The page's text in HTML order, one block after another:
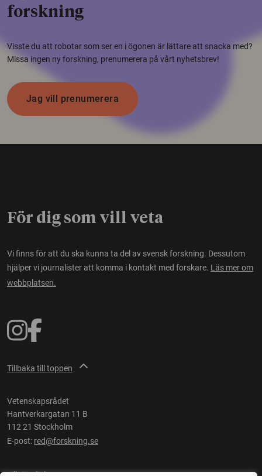
forskning
Visste du att robotar som ser en i ögonen är lättare att snacka med?
Missa ingen ny forskning, prenumerera på vårt nyhetsbrev!
Jag vill prenumerera
För dig som vill veta
Vi finns för att du ska kunna ta del av svensk forskning. Dessutom
hjälper vi journalister att komma i kontakt med forskare. Läs mer om
webbplatsen.
Tillbaka till toppen
Vetenskapsrådet
Hantverkargatan 11 B
112 21 Stockholm
E-post: red@forskning.se